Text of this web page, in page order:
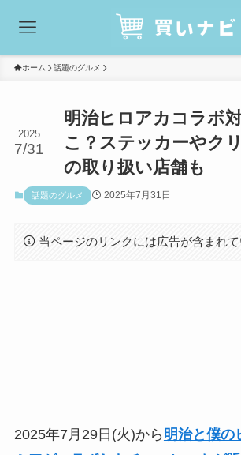
ホーム 話題のグルメ
明治ヒロアカコラボ
こ？ステッカーやク
の取り扱い店舗も
2025
7/31
話題のグルメ 2025年7月31日
当ページのリンクには広告が含まれて
2025年7月29日(火)から 明治と僕の